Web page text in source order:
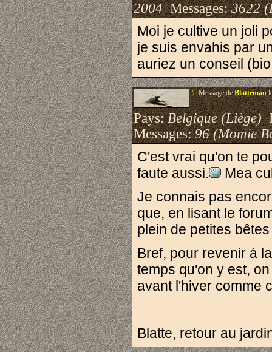
2004Messages:3622
Moi je cultive un joli
je suis envahis par
auriez un conseil
#.Message deBlatteman
Pays:Belgique (Liège)
Messages:96 (Momie
C'est vrai qu'on te
faute aussi.
Mea
Je connais pas
que, en lisant le
plein de petites
Bref, pour revenir à
temps qu'on y est,
avant l'hiver comme
Blatte, retour au